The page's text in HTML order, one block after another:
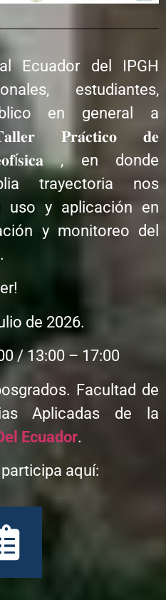
Ecuador del IPGH
estudiantes,
en general a
𝐏𝐫𝐚́𝐜𝐭𝐢𝐜𝐨 𝐝𝐞
, en donde
trayectoria nos
uso y aplicación en
y monitoreo del
de 2026.
/ 13:00 – 17:00
Facultad de
Aplicadas de la
Ecuador.
aquí: